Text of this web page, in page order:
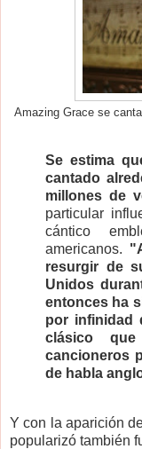
Amazing Grace se
Se estima
cantado
millones de
particular
cántico
americanos.
resurgir de
Unidos
entonces ha
por infinidad
clásico
cancioneros
de habla
Y con la aparición
popularizó también